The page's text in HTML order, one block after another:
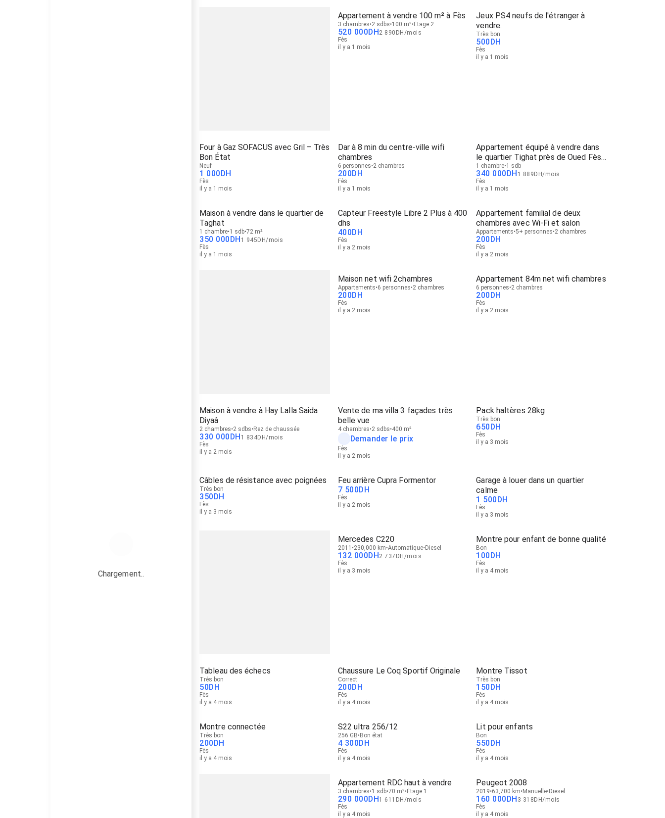
Chargement..
Appartement à vendre 100 m² à Fès
3 chambres 2 sdbs 100 m² Étage 2
520 000DH2 890 DH /mois
Fès
il y a 1 mois
Jeux PS4 neufs de l'étranger à
vendre.
Très bon
500DH
Fès
il y a 1 mois
Four à Gaz SOFACUS avec Gril – Très
Bon État
Neuf
1 000DH
Fès
il y a 1 mois
Dar à 8 min du centre-ville wifi
chambres
6 personnes 2 chambres
200DH
Fès
il y a 1 mois
Appartement équipé à vendre dans
le quartier Tighat près de Oued Fès
à Fès
1 chambre 1 sdb
340 000DH 1 889DH/mois
Fès
il y a 1 mois
Maison à vendre dans le quartier de
Taghat
1 chambre 1 sdb 72 m²
350 000DH 1 945DH/mois
Fès
il y a 1 mois
Capteur Freestyle Libre 2 Plus à 400
dhs
400DH
Fès
il y a 2 mois
Appartement familial de deux
chambres avec Wi-Fi et salon
Appartements 5+ personnes 2 chambres
200DH
Fès
il y a 2 mois
Maison net wifi 2chambres
Appartements 6 personnes 2 chambres
200DH
Fès
il y a 2 mois
Appartement 84m net wifi chambres
6 personnes 2 chambres
200DH
Fès
il y a 2 mois
Maison à vendre à Hay Lalla Saida
Diyaâ
2 chambres 2 sdbs Rez de chaussée
330 000DH 1 834DH/mois
Fès
il y a 2 mois
Vente de ma villa 3 façades très
belle vue
4 chambres 2 sdbs 400 m²
Demander le prix
Fès
il y a 2 mois
Pack haltères 28kg
Très bon
650DH
Fès
il y a 3 mois
Câbles de résistance avec poignées
Très bon
350DH
Fès
il y a 3 mois
Feu arrière Cupra Formentor
7 500DH
Fès
il y a 2 mois
Garage à louer dans un quartier
calme
1 500DH
Fès
il y a 3 mois
Mercedes C220
2011 230,000 km Automatique Diesel
132 000DH2 737 DH /mois
Fès
il y a 3 mois
Montre pour enfant de bonne qualité
Bon
100DH
Fès
il y a 4 mois
Tableau des échecs
Très bon
50DH
Fès
il y a 4 mois
Chaussure Le Coq Sportif Originale
Correct
200DH
Fès
il y a 4 mois
Montre Tissot
Très bon
150DH
Fès
il y a 4 mois
Montre connectée
Très bon
200DH
Fès
il y a 4 mois
S22 ultra 256/12
256 GB Bon état
4 300DH
Fès
il y a 4 mois
Lit pour enfants
Bon
550DH
Fès
il y a 4 mois
Appartement RDC haut à vendre
3 chambres 1 sdb 70 m² Étage 1
290 000DH1 611 DH /mois
Fès
il y a 4 mois
Peugeot 2008
2019 63,700 km Manuelle Diesel
160 000DH 3 318DH/mois
Fès
il y a 4 mois